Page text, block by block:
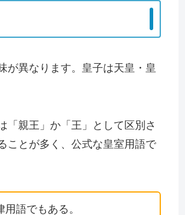
が異なります。皇子は天皇・皇
「親王」か「王」として区別さ
ことが多く、公式な皇室用語で
語でもある。